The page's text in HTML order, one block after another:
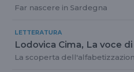
Far nascere in Sardegna
LETTERATURA
Lodovica Cima, La voce
La scoperta